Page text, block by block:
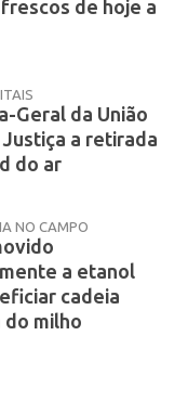
de hoje a
Geral da União
a retirada
do ar
NO CAMPO
a etanol
cadeia
milho